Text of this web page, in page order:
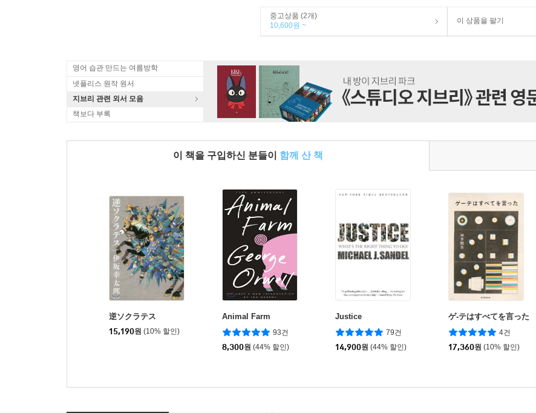
중고상품 (2개)
10,600원 ~
이 상품을 팔기
영어 습관 만드는 여름방학
넷플리스 원작 원서
지브리 관련 외서 모음
책보다 부록
이 책을 구입하신 분들이 함께 산 책
逆ソクラテス
15,190원 (10% 할인)
Animal Farm
93건
8,300원 (44% 할인)
Justice
79건
14,900원 (44% 할인)
ゲ-テはすべてを言った
4건
17,360원 (10% 할인)